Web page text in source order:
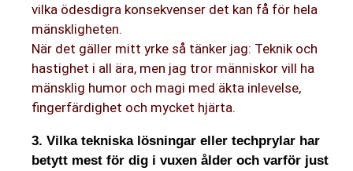
vilka ödesdigra konsekvenser det kan få för hela
mänskligheten.
När det gäller mitt yrke så tänker jag: Teknik och
hastighet i all ära, men jag tror människor vill ha
mänsklig humor och magi med äkta inlevelse,
fingerfärdighet och mycket hjärta.
3. Vilka tekniska lösningar eller techprylar har
betytt mest för dig i vuxen ålder och varför just